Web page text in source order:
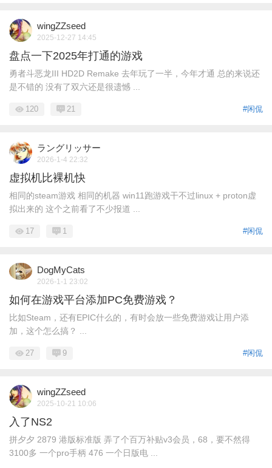
wingZZseed
2025-12-27 14:45
盘点一下2025年打通的游戏
勇者斗恶龙III HD2D Remake 去年玩了一半，今年才通 总的来说还
是不错的 没有了双六还是很遗憾 ...
#闲侃
120 21
ラングリッサー
2026-1-4 22:32
虚拟机比裸机快
相同的steam游戏 相同的机器 win11跑游戏干不过linux + proton虚
拟出来的 这个之前看了不少报道 ...
#闲侃
17 1
DogMyCats
2026-1-1 23:02
如何在游戏平台添加PC免费游戏？
比如Steam，还有EPIC什么的，有时会放一些免费游戏让用户添
加，这个怎么搞？ ...
#闲侃
27 9
wingZZseed
2025-10-21 10:06
入了NS2
拼夕夕 2879 港版标准版 弄了个百万补贴v3会员，68，要不然得
3100多 一个pro手柄 476 一个日版电 ...